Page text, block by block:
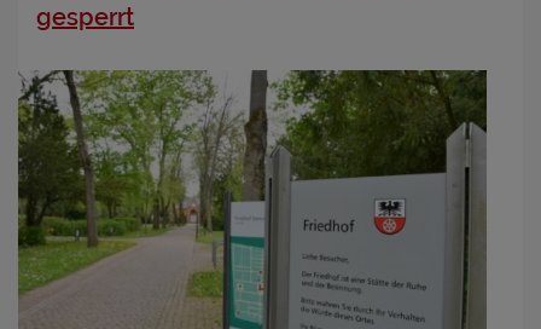
gesperrt